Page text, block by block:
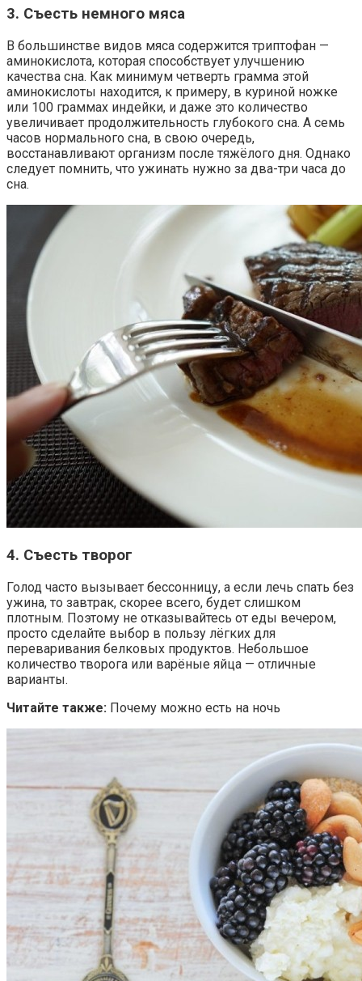
3. Съесть немного мяса
В большинстве видов мяса содержится триптофан —
аминокислота, которая способствует улучшению
качества сна. Как минимум четверть грамма этой
аминокислоты находится, к примеру, в куриной ножке
или 100 граммах индейки, и даже это количество
увеличивает продолжительность глубокого сна. А семь
часов нормального сна, в свою очередь,
восстанавливают организм после тяжёлого дня. Однако
следует помнить, что ужинать нужно за два-три часа до
сна.
4. Съесть творог
Голод часто вызывает бессонницу, а если лечь спать без
ужина, то завтрак, скорее всего, будет слишком
плотным. Поэтому не отказывайтесь от еды вечером,
просто сделайте выбор в пользу лёгких для
переваривания белковых продуктов. Небольшое
количество творога или варёные яйца — отличные
варианты.
Читайте также: Почему можно есть на ночь